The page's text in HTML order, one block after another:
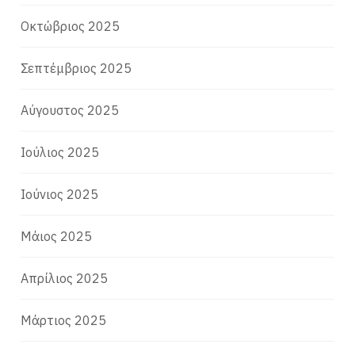
Οκτώβριος 2025
Σεπτέμβριος 2025
Αύγουστος 2025
Ιούλιος 2025
Ιούνιος 2025
Μάιος 2025
Απρίλιος 2025
Μάρτιος 2025